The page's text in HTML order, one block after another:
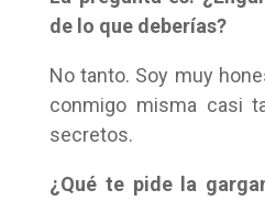
de lo que deberías?
No tanto. Soy muy
conmigo misma casi
secretos.
¿Qué te pide la